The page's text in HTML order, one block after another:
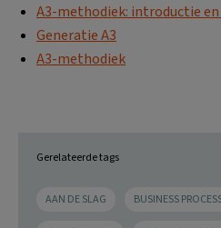
A3-methodiek: introductie
Generatie A3
A3-methodiek
Gerelateerde tags
AAN DE SLAG BUSINESS